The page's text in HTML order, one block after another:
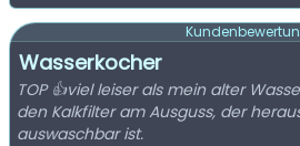
Wasserkocher
TOP 👍viel leiser als mein alter
den Kalkfilter am Ausguss, der
auswaschbar ist.